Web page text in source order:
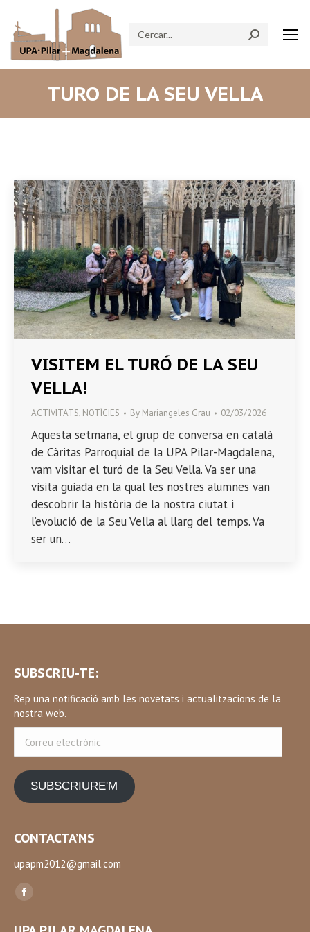
Search:
TURO DE LA SEU VELLA
VISITEM EL TURÓ DE LA SEU
VELLA!
ACTIVITATS, NOTÍCIES By Mariangeles Grau 02/03/2026
Aquesta setmana, el grup de conversa en català
de Càritas Parroquial de la UPA Pilar-Magdalena,
vam visitar el turó de la Seu Vella. Va ser una
visita guiada en la qual les nostres alumnes van
descobrir la història de la nostra ciutat i
l’evolució de la Seu Vella al llarg del temps. Va
ser un…
SUBSCRIU-TE:
Rep una notificació amb les novetats i actualitzacions de la
nostra web.
electrònic
SUBSCRIURE'M
CONTACTA’NS
upapm2012@gmail.com
Find us on:
Facebook